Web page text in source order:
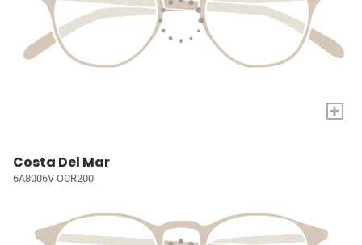
+
Costa Del Mar
6A8006V OCR200